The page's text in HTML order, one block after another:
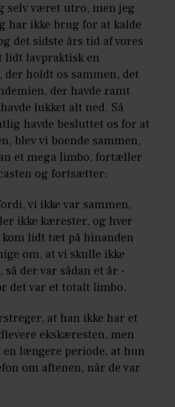
selv været utro, men jeg
har ikke brug for at kalde
det sidste års tid af vores
lidt lavpraktisk en
holdt os sammen, det
der havde ramt
lukket alt ned. Så
havde besluttet os for at
blev vi boende sammen,
et mega limbo, fortæller
og fortsætter:
vi ikke var sammen,
ikke kærester, og hver
kom lidt tæt på hinanden
om, at vi skulle ikke
der var sådan et år -
det var et totalt limbo.
at han ikke har et
ekskæresten, men
en længere periode, at hun
om aftenen, når de var